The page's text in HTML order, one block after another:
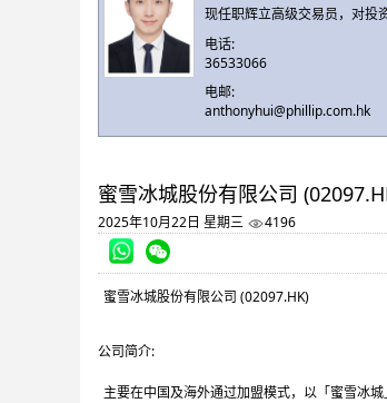
现任职辉立高级交易员，对投
电话:
36533066
电邮:
anthonyhui@phillip.com.hk
蜜雪冰城股份有限公司
2025年10月22日 星期三 4196
蜜雪冰城股份有限公司 (02097.HK)
公司简介:
主要在中国及海外通过加盟模式，以「蜜雪冰